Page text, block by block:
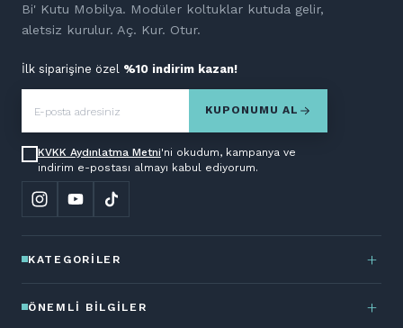
Bi' Kutu Mobilya. Modüler koltuklar kutuda gelir,
aletsiz kurulur. Aç. Kur. Otur.
İlk siparişine özel %10 indirim kazan!
KUPONUMU AL
KVKK Aydınlatma Metni'ni okudum, kampanya ve
indirim e-postası almayı kabul ediyorum.
KATEGORILER
ÖNEMLI BILGILER